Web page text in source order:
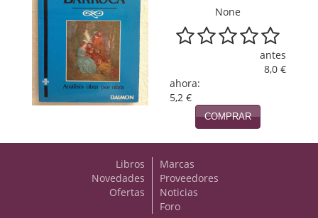
None
antes
8,0 €
ahora:
5,2 €
COMPRAR
Libros
Novedades
Ofertas
Marcas
Proveedores
Noticias
Foro